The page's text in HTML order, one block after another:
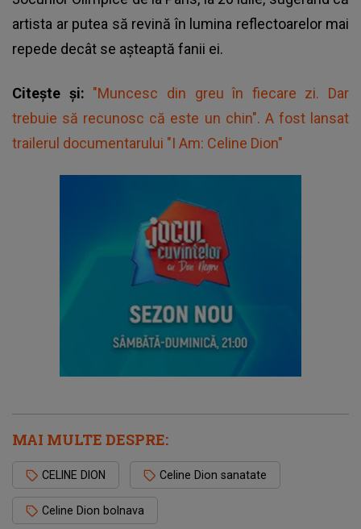
artista ar putea să revină în lumina reflectoarelor mai
repede decât se așteaptă fanii ei.
Citește și: "Muncesc din greu în fiecare zi. Dar
trebuie să recunosc că este un chin". A fost lansat
trailerul documentarului "I Am: Celine Dion"
MAI MULTE DESPRE:
CELINE DION Celine Dion sanatate
Celine Dion bolnava